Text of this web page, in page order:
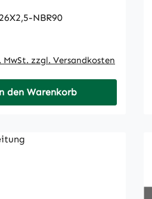
NBR90
MwSt. zzgl. Versandkosten
den Warenkorb